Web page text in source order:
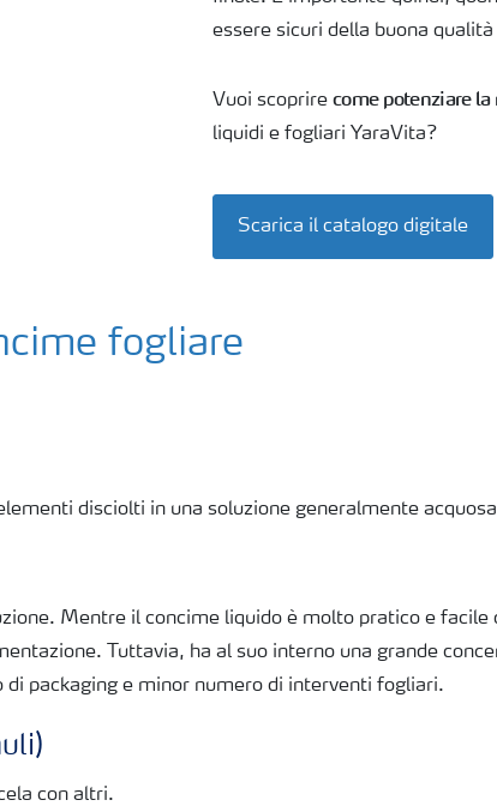
essere sicuri della buona
Vuoi scoprire come potenziare
liquidi e fogliari YaraVita?
Scarica il catalogo digitale
fogliare
disciolti in una soluzione generalmente
Mentre il concime liquido è molto pratico e facile
Tuttavia, ha al suo interno una grande
packaging e minor numero di interventi fogliari.
con altri.